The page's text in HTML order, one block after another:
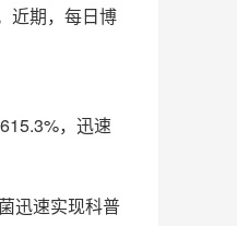
近期，每日博
，迅速
迅速实现科普